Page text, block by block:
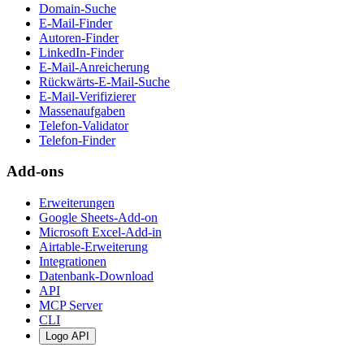
Domain-Suche
E-Mail-Finder
Autoren-Finder
LinkedIn-Finder
E-Mail-Anreicherung
Rückwärts-E-Mail-Suche
E-Mail-Verifizierer
Massenaufgaben
Telefon-Validator
Telefon-Finder
Add-ons
Erweiterungen
Google Sheets-Add-on
Microsoft Excel-Add-in
Airtable-Erweiterung
Integrationen
Datenbank-Download
API
MCP Server
CLI
Logo API